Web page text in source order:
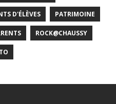
D'ÉLÈVES PATRIMOINE
ROCK@CHAUSSY